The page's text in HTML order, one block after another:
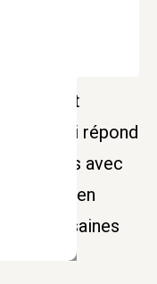
qui répond
des laïcs avec
en
diocésaines